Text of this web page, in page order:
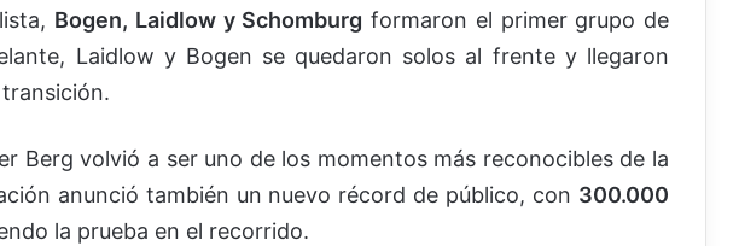
Bogen, Laidlow y Schomburg formaron el primer grupo de
Laidlow y Bogen se quedaron solos al frente y llegaron
Berg volvió a ser uno de los momentos más reconocibles de la
anunció también un nuevo récord de público, con 300.000
la prueba en el recorrido.